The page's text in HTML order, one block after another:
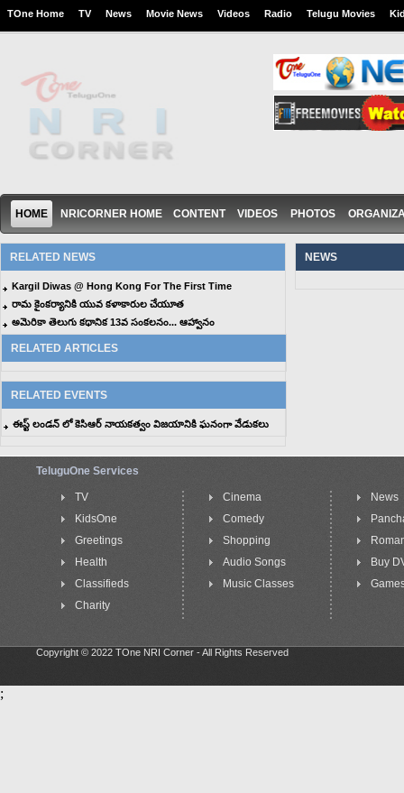
TOne Home TV News Movie News Videos Radio Telugu Movies
HOME NRICORNER HOME CONTENT VIDEOS PHOTOS
RELATED NEWS
Kargil Diwas @ Hong Kong For The First Time
రామ కైంకర్యానికి యువ కళాకారుల చేయూత
అమెరికా తెలుగు కథానిక 13వ సంకలనం... ఆహ్వానం
RELATED ARTICLES
RELATED EVENTS
ఈస్ట్ లండన్ లో కెసిఆర్ నాయకత్వం విజయానికి ఘనంగా వేడుకలు
NEWS
TeluguOne Services
TV
KidsOne
Greetings
Health
Classifieds
Charity
Cinema
Comedy
Shopping
Audio Songs
Music Classes
News
Buy
Copyright © 2022 TOne NRI Corner - All Rights Reserved
;